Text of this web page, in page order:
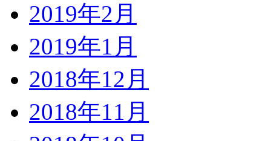
2019年2月
2019年1月
2018年12月
2018年11月